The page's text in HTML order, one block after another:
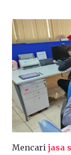
Mencari jasa